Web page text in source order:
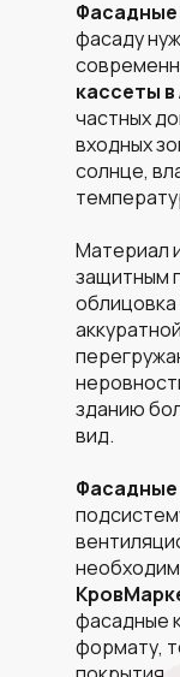
фасаду
кассеты
частных
входных
солнце,
Материал
защитным
облицовка
зданию
вид.
фасадные
формату,